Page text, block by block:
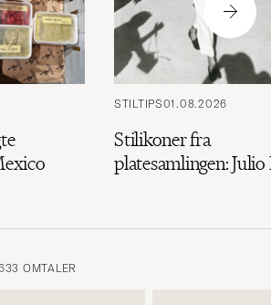
STILTIPS01.08.2026
Stilikoner fra
platesamlingen: Julio
OMTALER